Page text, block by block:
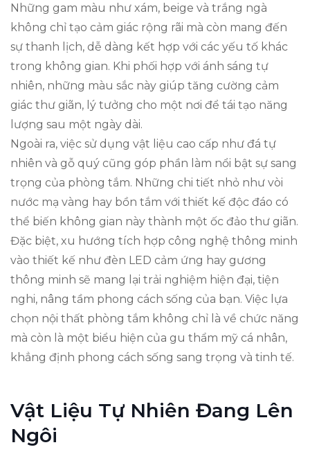
Những gam màu như xám, beige và trắng ngà
không chỉ tạo cảm giác rộng rãi mà còn mang đến
sự thanh lịch, dễ dàng kết hợp với các yếu tố khác
trong không gian. Khi phối hợp với ánh sáng tự
nhiên, những màu sắc này giúp tăng cường cảm
giác thư giãn, lý tưởng cho một nơi để tái tạo năng
lượng sau một ngày dài.
Ngoài ra, việc sử dụng vật liệu cao cấp như đá tự
nhiên và gỗ quý cũng góp phần làm nổi bật sự sang
trọng của phòng tắm. Những chi tiết nhỏ như vòi
nước mạ vàng hay bồn tắm với thiết kế độc đáo có
thể biến không gian này thành một ốc đảo thư giãn.
Đặc biệt, xu hướng tích hợp công nghệ thông minh
vào thiết kế như đèn LED cảm ứng hay gương
thông minh sẽ mang lại trải nghiệm hiện đại, tiện
nghi, nâng tầm phong cách sống của bạn. Việc lựa
chọn nội thất phòng tắm không chỉ là về chức năng
mà còn là một biểu hiện của gu thẩm mỹ cá nhân,
khẳng định phong cách sống sang trọng và tinh tế.
Vật Liệu Tự Nhiên Đang Lên
Ngôi